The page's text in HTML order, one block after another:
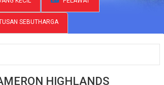
SEBUTHARGA
HIGHLANDS